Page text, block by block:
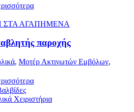
ΣΤΑ ΑΓΑΠΗΜΕΝΑ
παροχής
, Μοτέρ Ακτινωτών Εμβόλων,
Χειριστήρια